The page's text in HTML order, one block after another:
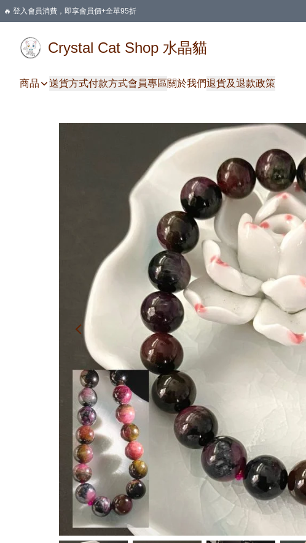
🔥 登入會員消費，即享會員價+全單95折
Crystal Cat Shop 水晶貓
商品 送貨方式付款方式會員專區關於我們退貨及退款政策